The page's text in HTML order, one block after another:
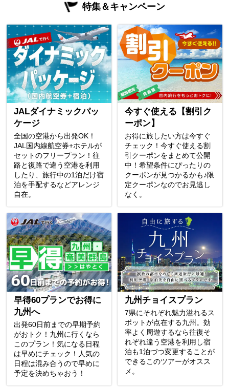
特集＆キャンペーン
JALダイナミックパッ
ケージ
全国の空港から出発OK！
JAL国内線航空券+ホテルが
セットのフリープラン！往
路と復路で違う空港を利用
したり、旅行中の1泊だけ宿
泊を手配するなどアレンジ
自在。
今すぐ使える【割引ク
ーポン】
お得に旅したい方は今すぐ
チェック！今すぐ使える割
引クーポンをまとめて公開
中！希望条件にぴったりの
クーポンが見つかるかも♪限
定クーポンなのでお見逃し
なく。
早得60プランでお得に
九州へ
出発60日前までの早期予約
がおトク！九州に行くなら
このプラン！気になる日程
は早めにチェック！人気の
日程は混み合うので早めに
予定を決めちゃおう！
九州チョイスプラン
7県にそれぞれ魅力溢れるス
ポットが点在する九州。効
率よく周遊するなら往復そ
れぞれ違う空港を利用し宿
泊も1泊づつ変更することが
できるこのツアーがオスス
メ。